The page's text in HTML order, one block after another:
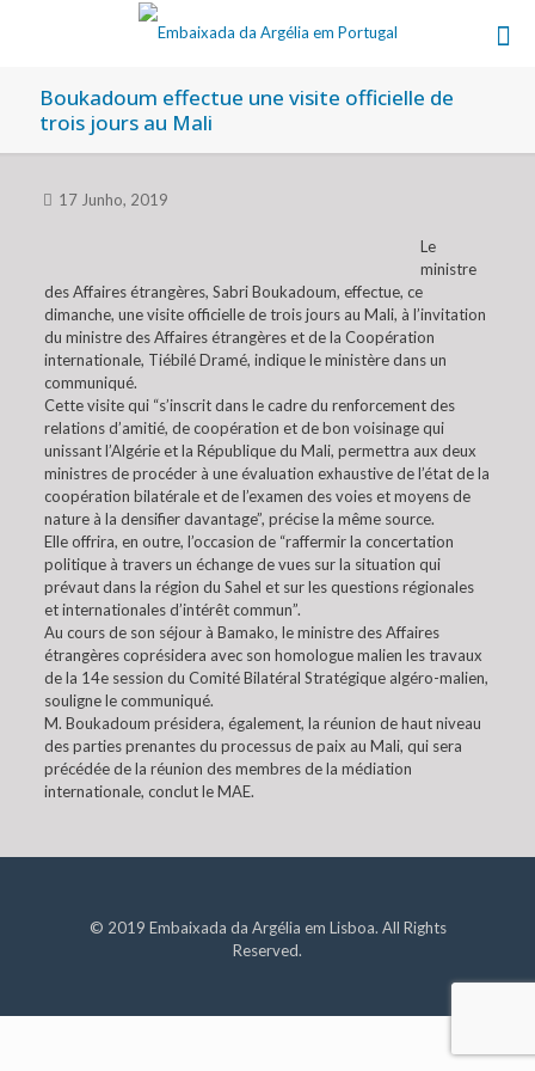
Boukadoum effectue une visite officielle de
trois jours au Mali
17 Junho, 2019
Le
ministre
des Affaires étrangères, Sabri Boukadoum, effectue, ce
dimanche, une visite officielle de trois jours au Mali, à l’invitation
du ministre des Affaires étrangères et de la Coopération
internationale, Tiébilé Dramé, indique le ministère dans un
communiqué.
Cette visite qui “s’inscrit dans le cadre du renforcement des
relations d’amitié, de coopération et de bon voisinage qui
unissant l’Algérie et la République du Mali, permettra aux deux
ministres de procéder à une évaluation exhaustive de l’état de la
coopération bilatérale et de l’examen des voies et moyens de
nature à la densifier davantage”, précise la même source.
Elle offrira, en outre, l’occasion de “raffermir la concertation
politique à travers un échange de vues sur la situation qui
prévaut dans la région du Sahel et sur les questions régionales
et internationales d’intérêt commun”.
Au cours de son séjour à Bamako, le ministre des Affaires
étrangères coprésidera avec son homologue malien les travaux
de la 14e session du Comité Bilatéral Stratégique algéro-malien,
souligne le communiqué.
M. Boukadoum présidera, également, la réunion de haut niveau
des parties prenantes du processus de paix au Mali, qui sera
précédée de la réunion des membres de la médiation
internationale, conclut le MAE.
© 2019 Embaixada da Argélia em Lisboa. All Rights
Reserved.